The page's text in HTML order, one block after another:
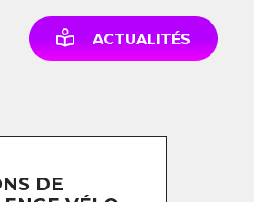
DE
ACTUALITÉS